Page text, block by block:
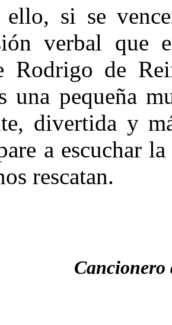
si se
verbal que
Rodrigo de
una pequeña
divertida y
a escuchar
rescatan.
Cancionero